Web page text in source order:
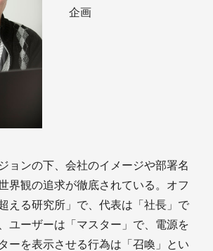
企画
ョンの下、会社のイメージや部署名
界観の追求が徹底されている。オフ
える研究所」で、代表は「社長」で
ユーザーは「マスター」で、電源を
ーを表示させる行為は「召喚」とい